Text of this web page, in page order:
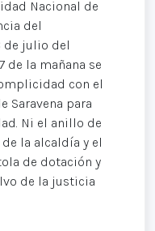
Nacional de
del
de julio del
de la mañana se
con el
Saravena para
Ni el anillo de
la alcaldía y el
de dotación y
de la justicia